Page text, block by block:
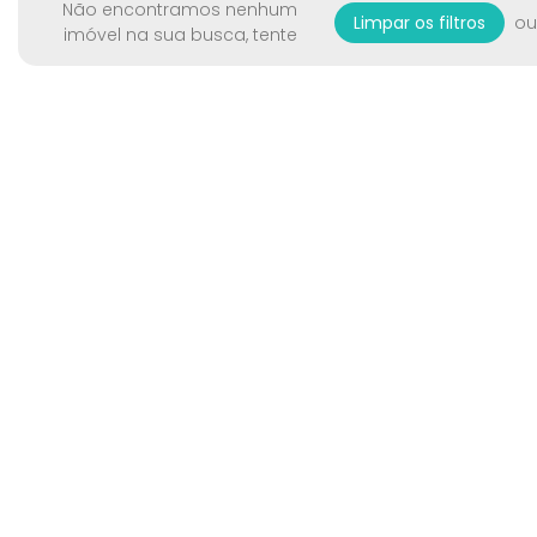
Não encontramos nenhum
imóvel na sua busca, tente
Limpar os filtros ou